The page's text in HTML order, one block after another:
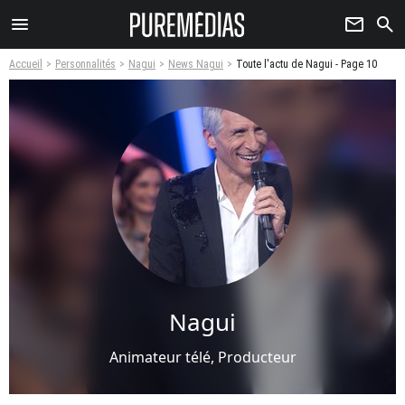
menu newsletter search
Accueil Personnalités Nagui News Nagui Toute l'actu de Nagui - Page 10
Nagui
Animateur télé, Producteur